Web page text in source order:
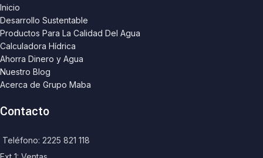
Inicio
Desarrollo Sustentable
Productos Para La Calidad Del Agua
Calculadora Hídrica
Ahorra Dinero y Agua
Nuestro Blog
Acerca de Grupo Maba
Contacto
Teléfono: 2225 821 118